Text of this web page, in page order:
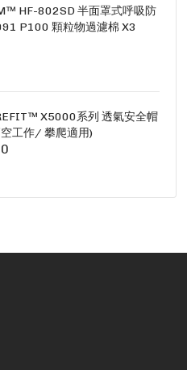
HF-802SD 半面罩式呼吸防
P100 顆粒物過濾棉 X3
HF-802SD HF-800SD 系列
X5000系列 透氣安全帽
工作/ 攀爬適用)